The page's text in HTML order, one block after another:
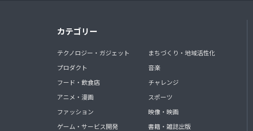
カテゴリー
テクノロジー・ガジェット
プロダクト
フード・飲食店
アニメ・漫画
ファッション
ゲーム・サービス開発
まちづくり・地域活性化
音楽
チャレンジ
スポーツ
映像・映画
書籍・雑誌出版